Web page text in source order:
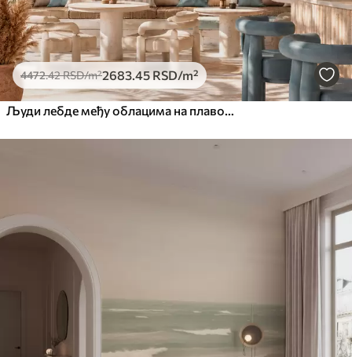
4472.42RSD/m²2683 .45 RSD/m²